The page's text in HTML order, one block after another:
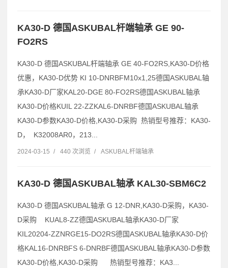
KA30-D 德国ASKUBAL杆端轴承 GE 90-
FO2RS
KA30-D 德国ASKUBAL杆端轴承 GE 40-FO2RS,KA30-D价格
优惠，KA30-D优势 KI 10-DNRBFM10x1,25德国ASKUBAL轴
承KA30-D厂家KAL20-DGE 80-FO2RS德国ASKUBAL轴承
KA30-D价格KUIL 22-ZZKAL6-DNRBF德国ASKUBAL轴承
KA30-D参数KA30-D价格,KA30-D采购 热销型号推荐：KA30-
D， K32008AR0，213...
2024-03-15 / 440 次浏览 / ASKUBAL杆端轴承
KA30-D 德国ASKUBAL轴承 KAL30-SBM6C2
KA30-D 德国ASKUBAL轴承 G 12-DNR,KA30-D采购，KA30-
D采购 KUAL8-ZZ德国ASKUBAL轴承KA30-D厂家
KIL20204-ZZNRGE15-DO2RS德国ASKUBAL轴承KA30-D价
格KAL16-DNRBFS 6-DNRBF德国ASKUBAL轴承KA30-D参数
KA30-D价格,KA30-D采购 热销型号推荐：KA3...